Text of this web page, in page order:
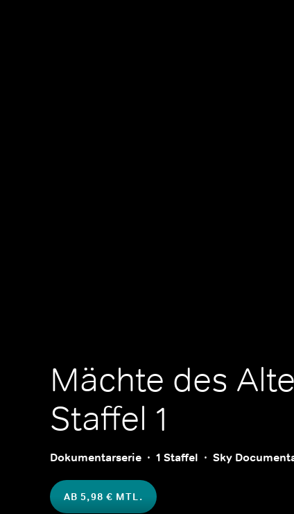
Mächte des
Staffel 1
Dokumentarserie 1 Staffel Sky
AB 5,98 € MTL.